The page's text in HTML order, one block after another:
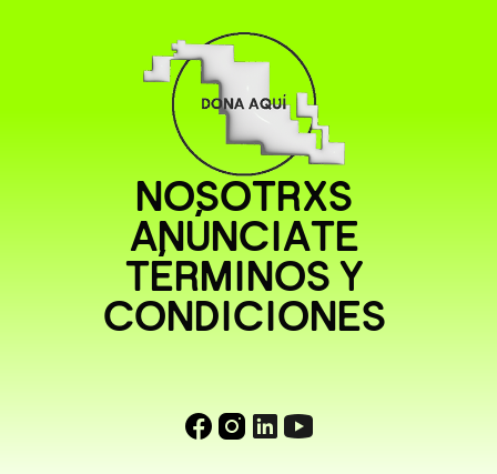
NOSOTRXS
ANÚNCIATE
TÉRMINOS Y
CONDICIONES